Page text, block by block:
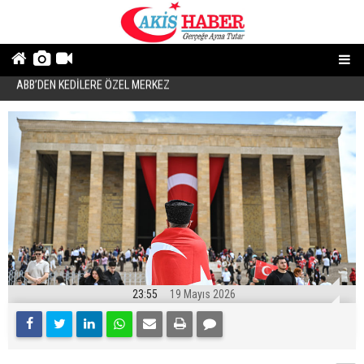
Teröriste gösterilen toleransı beklerdim!
23:55 19 Mayıs 2026